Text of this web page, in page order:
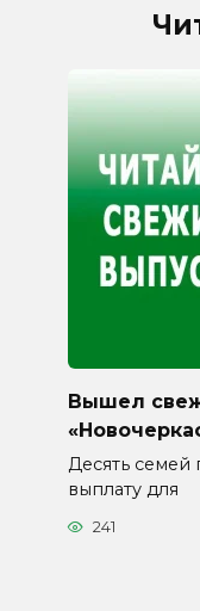
Вышел
Десять семей
выплату для
241